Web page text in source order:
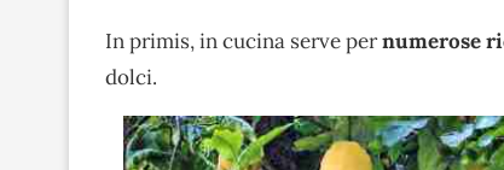
In primis, in cucina serve pernumerose
dolci.